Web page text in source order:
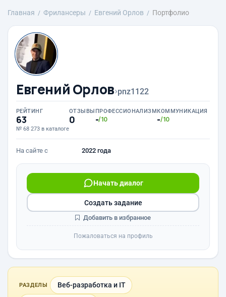
Главная Фрилансеры Евгений Орлов Портфолио
Евгений Орлов›pnz1122
РЕЙТИНГ
63
№ 68 273 в каталоге
ОТЗЫВЫ
0
ПРОФЕССИОНАЛИЗМ
-/10
КОММУНИКАЦИЯ
-/10
На сайте с 2022 года
Начать диалог
Создать задание
Добавить в избранное
Пожаловаться на профиль
РАЗДЕЛЫ Веб-разработка и IT